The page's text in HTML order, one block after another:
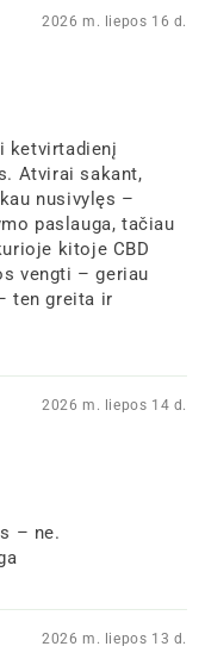
2026 m. liepos 16 d.
ketvirtadienį
Atvirai sakant,
nusivylęs –
paslauga, tačiau
kitoje CBD
vengti – geriau
ten greita ir
2026 m. liepos 14 d.
– ne.
2026 m. liepos 13 d.